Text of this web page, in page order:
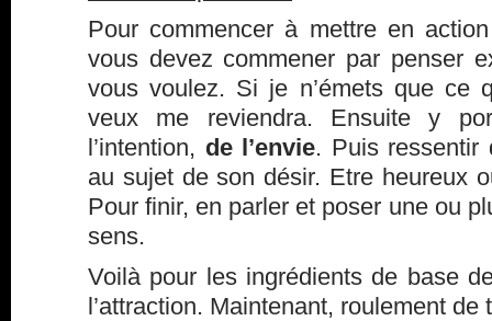
Pour commencer à mettre en
vous devez commener par penser
vous voulez. Si je n’émets que ce
veux me reviendra. Ensuite y
l’intention, de l’envie. Puis ressentir
au sujet de son désir. Etre heureux
Pour finir, en parler et poser une ou
sens.
Voilà pour les ingrédients de base
l’attraction. Maintenant, roulement